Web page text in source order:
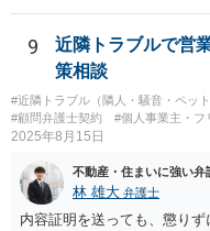
分だけでどれくらいの価値
以上で、より個別的なお話
がありますので、正式に弁
と思います。
とってメリットです。また
応、従業員対応など、顧問
さらに、ある程度知名度の
表できるのであれば、事務
一方で、例えば、福利厚生部
かったり、細かい相談に頻繁
では、特に、顧問契約書にお
個別受任に進む場合の扱いな
えられます。
9
近隣トラブルで営
策相談
#近隣トラブル（隣人・騒音・ペット
#顧問弁護士契約
#個人事業主・フ
2025年8月15日
不動産・住まいに強い弁
林 雄大 弁護士
内容証明を送っても、懲り